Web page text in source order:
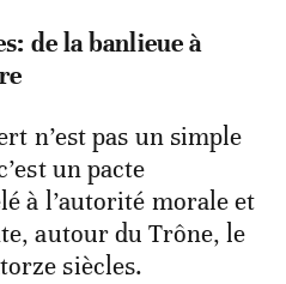
de la banlieue à
n’est pas un simple
un pacte
à l’autorité morale et
autour du Trône, le
siècles.